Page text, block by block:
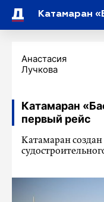
Анастасия
Лучкова
Катамаран
первый рейс
Катамаран